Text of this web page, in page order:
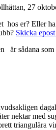
27
er? Eller
Skicka
är sådana
nektar med
triangulära